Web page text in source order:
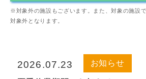
※対象外の施設もございます。また、対象の施設
対象外となります。
2026.07.23 お知らせ